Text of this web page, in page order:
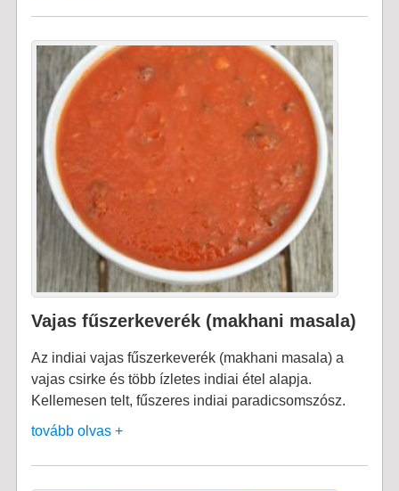
Vajas fűszerkeverék (makhani masala)
Az indiai vajas fűszerkeverék (makhani masala) a
vajas csirke és több ízletes indiai étel alapja.
Kellemesen telt, fűszeres indiai paradicsomszósz.
tovább olvas +